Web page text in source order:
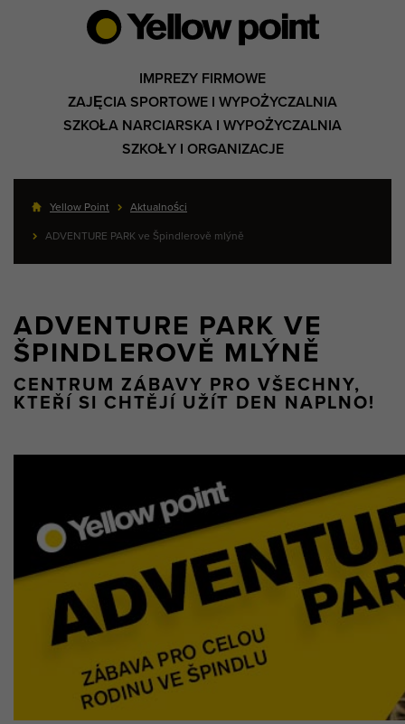
IMPREZY FIRMOWE
ZAJĘCIA SPORTOWE I WYPOŻYCZALNIA
SZKOŁA NARCIARSKA I WYPOŻYCZALNIA
SZKOŁY I ORGANIZACJE
Yellow Point Aktualności
ADVENTURE PARK ve Špindlerově mlýně
ADVENTURE PARK VE
ŠPINDLEROVĚ MLÝNĚ
CENTRUM ZÁBAVY PRO VŠECHNY,
KTEŘÍ SI CHTĚJÍ UŽÍT DEN NAPLNO!